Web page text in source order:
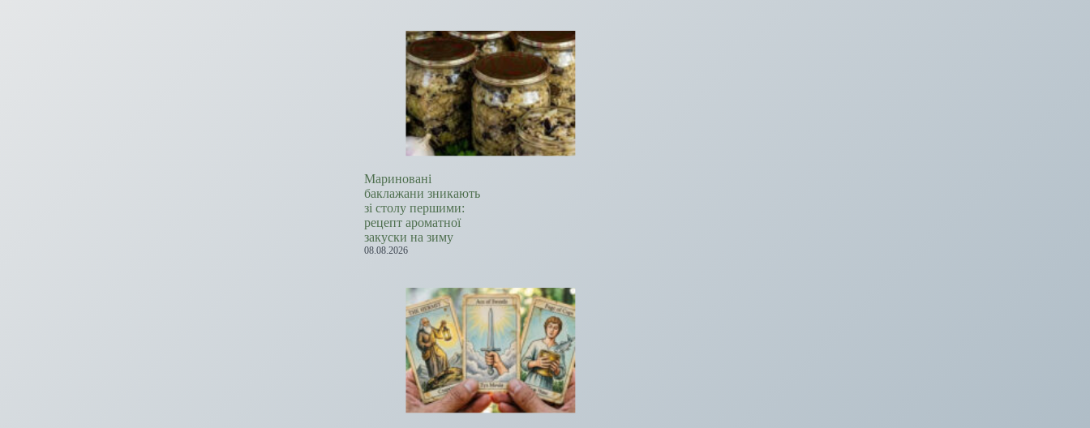
Мариновані
баклажани зникають
зі столу першими:
рецепт ароматної
закуски на зиму
08.08.2026